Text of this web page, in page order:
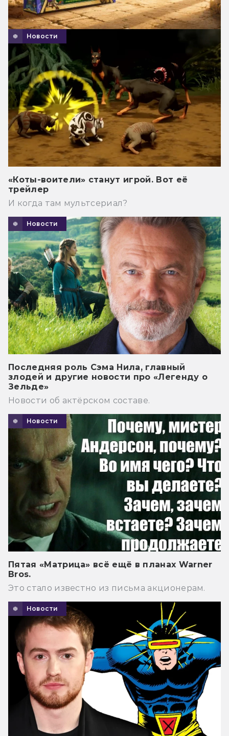
Новости
«Коты-воители» станут игрой. Вот её
трейлер
И когда там мультсериал?
Новости
Последняя роль Сэма Нила, главный
злодей и другие новости про «Легенду о
Зельде»
Новости об актёрском составе.
Новости
Пятая «Матрица» всё ещё в планах Warner
Bros.
Это стало известно из письма акционерам.
Новости